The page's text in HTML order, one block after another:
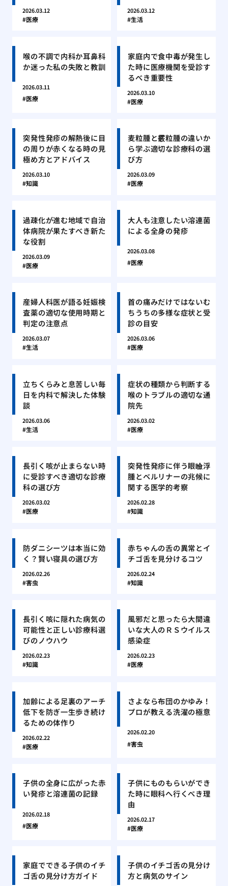
2026.03.12
医療
2026.03.12
生活
喉の不調で内科か耳鼻科
か迷った私の失敗と教訓
2026.03.11
医療
家庭内で食中毒が発生し
た時に医療機関を受診す
るべき重要性
2026.03.10
医療
突発性発疹の解熱後に目
の周りが赤くなる時の見
極め方とアドバイス
2026.03.10
知識
麦粒腫と霰粒腫の違いか
ら学ぶ適切な診療科の選
び方
2026.03.09
医療
過疎化が進む地域で自治
体病院が果たすべき新た
な役割
2026.03.09
医療
大人も注意したい溶連菌
による全身の発疹
2026.03.08
医療
産婦人科医が語る妊娠検
査薬の適切な使用時期と
判定の注意点
2026.03.07
生活
首の痛みだけではないむ
ちうちの多様な症状と受
診の目安
2026.03.06
医療
立ちくらみと息苦しい毎
日を内科で解決した体験
談
2026.03.06
生活
症状の種類から判断する
喉のトラブルの適切な通
院先
2026.03.02
医療
長引く咳が止まらない時
に受診すべき適切な診療
科の選び方
2026.03.02
医療
突発性発疹に伴う眼瞼浮
腫とベルリナーの兆候に
関する医学的考察
2026.02.28
知識
防ダニシーツは本当に効
く？賢い寝具の選び方
2026.02.26
害虫
赤ちゃんの舌の異常とイ
チゴ舌を見分けるコツ
2026.02.24
知識
長引く咳に隠れた病気の
可能性と正しい診療科選
びのノウハウ
2026.02.23
知識
風邪だと思ったら大間違
いな大人のＲＳウイルス
感染症
2026.02.23
医療
加齢による足裏のアーチ
低下を防ぎ一生歩き続け
るための体作り
2026.02.22
医療
さよなら布団のかゆみ！
プロが教える洗濯の極意
2026.02.20
害虫
子供の全身に広がった赤
い発疹と溶連菌の記録
2026.02.18
医療
子供にものもらいができ
た時に眼科へ行くべき理
由
2026.02.17
医療
家庭でできる子供のイチ
ゴ舌の見分け方ガイド
子供のイチゴ舌の見分け
方と病気のサイン